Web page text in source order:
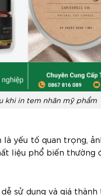
khi in tem nhãn mỹ phẩm
yếu tố quan trọng,
liệu phổ biến thường
sử dụng và giá thành